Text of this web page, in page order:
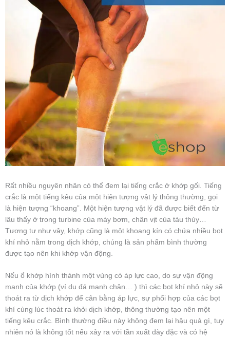
Rất nhiều nguyên nhân có thể đem lại tiếng crắc ở khớp gối. Tiếng
crắc là một tiếng kêu của một hiện tượng vật lý thông thường, gọi
là hiện tượng “khoang”. Một hiện tượng vật lý đã được biết đến từ
lâu thấy ở trong turbine của máy bơm, chân vịt của tàu thủy…
Tương tự như vậy, khớp cũng là một khoang kín có chứa nhiều bọt
khí nhỏ nằm trong dịch khớp, chúng là sản phẩm bình thường
được tạo nên khi khớp vận động.
Nếu ổ khớp hình thành một vùng có áp lực cao, do sự vận động
mạnh của khớp (ví dụ đá mạnh chân… ) thì các bọt khí nhỏ này sẽ
thoát ra từ dịch khớp để cân bằng áp lực, sự phối hợp của các bọt
khí cùng lúc thoát ra khỏi dịch khớp, thông thường tạo nên một
tiếng kêu crắc. Bình thường điều này không đem lại hậu quả gì, tuy
nhiên nó là không tốt nếu xảy ra với tần xuất dày đặc và có hệ